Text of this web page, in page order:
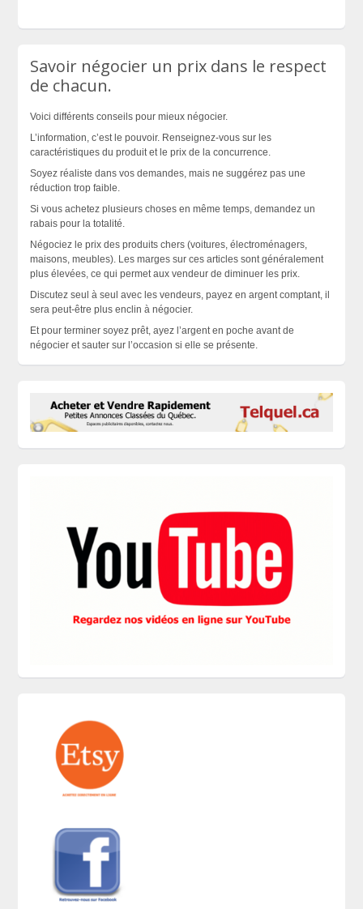
Savoir négocier un prix dans le respect
de chacun.
Voici différents conseils pour mieux négocier.
L’information, c’est le pouvoir. Renseignez-vous sur les
caractéristiques du produit et le prix de la concurrence.
Soyez réaliste dans vos demandes, mais ne suggérez pas une
réduction trop faible.
Si vous achetez plusieurs choses en même temps, demandez un
rabais pour la totalité.
Négociez le prix des produits chers (voitures, électroménagers,
maisons, meubles). Les marges sur ces articles sont généralement
plus élevées, ce qui permet aux vendeur de diminuer les prix.
Discutez seul à seul avec les vendeurs, payez en argent comptant, il
sera peut-être plus enclin à négocier.
Et pour terminer soyez prêt, ayez l’argent en poche avant de
négocier et sauter sur l’occasion si elle seprésente.